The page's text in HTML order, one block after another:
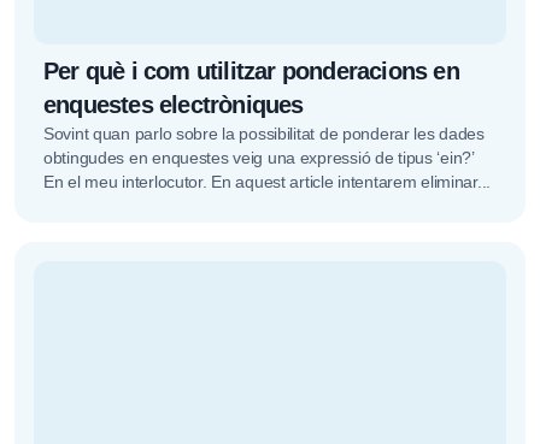
Per què i com utilitzar ponderacions en
enquestes electròniques
Sovint quan parlo sobre la possibilitat de ponderar les dades
obtingudes en enquestes veig una expressió de tipus ‘ein?’
En el meu interlocutor. En aquest article intentarem eliminar...